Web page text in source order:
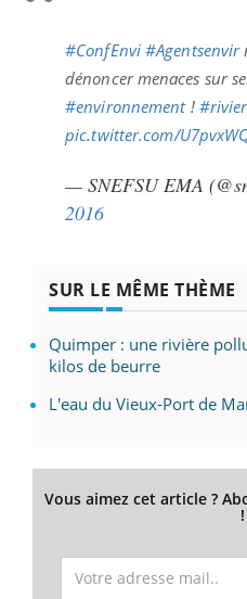
#ConfEnvi #Agentsenvir
dénoncer menaces sur
#environnement!
pic.twitter.com/
— SNEFSU EMA
2016
SUR LE MÊME THÈME
Quimper : une rivière
kilos de beurre
L'eau du Vieux-Port de
Vous aimez cet article ?
!